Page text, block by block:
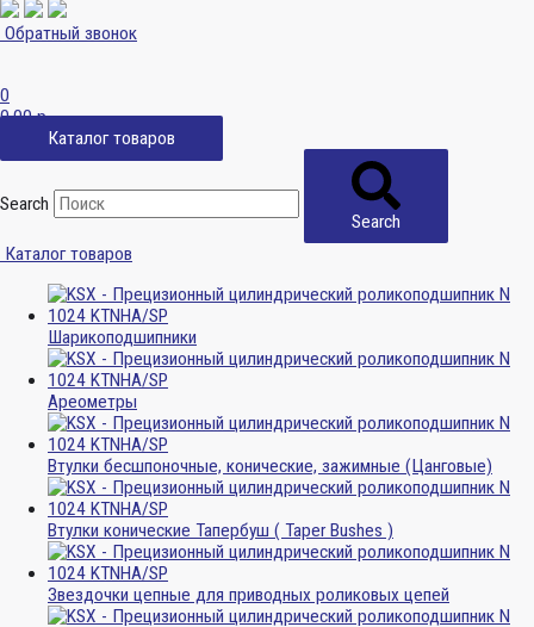
Обратный звонок
0
0,00р.
Каталог товаров
Search
Search
Каталог товаров
Шарикоподшипники
Ареометры
Втулки бесшпоночные, конические, зажимные (Цанговые)
Втулки конические Тапербуш ( Taper Bushes )
Звездочки цепные для приводных роликовых цепей